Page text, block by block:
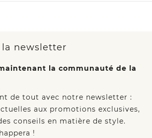
newsletter
la communauté de la
de tout avec notre newsletter :
aux promotions exclusives,
conseils en matière de style.
!